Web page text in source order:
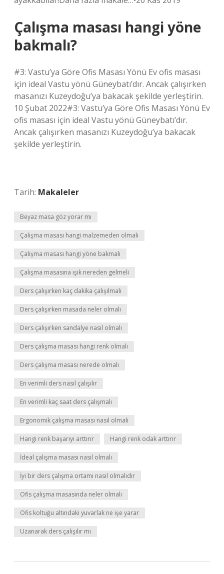
Çalışma masası hangi yöne
bakmalı?
#3: Vastu’ya Göre Ofis Masası Yönü Ev ofis masası
için ideal Vastu yönü Güneybatı’dır. Ancak çalışırken
masanızı Kuzeydoğu’ya bakacak şekilde yerleştirin.
10 Şubat 2022#3: Vastu’ya Göre Ofis Masası Yönü Ev
ofis masası için ideal Vastu yönü Güneybatı’dır.
Ancak çalışırken masanızı Kuzeydoğu’ya bakacak
şekilde yerleştirin.
Tarih: Makaleler
Beyaz masa göz yorar mı
Çalışma masası hangi malzemeden olmalı
Çalışma masası hangi yöne bakmalı
Çalışma masasına ışık nereden gelmeli
Ders çalışırken kaç dakika çalışılmalı
Ders çalışırken masada neler olmalı
Ders çalışırken sandalye nasıl olmalı
Ders çalışma masası hangi renk olmalı
Ders çalışma masası nerede olmalı
En verimli ders nasıl çalışılır
En verimli kaç saat ders çalışmalı
Ergonomik çalışma masası nasıl olmalı
Hangi renk başarıyı arttırır Hangi renk odak arttırır
İdeal çalışma masası nasıl olmalı
İyi bir ders çalışma ortamı nasıl olmalıdır
Ofis çalışma masasında neler olmalı
Ofis koltuğu altındaki yuvarlak ne işe yarar
Uzanarak ders çalışılır mı